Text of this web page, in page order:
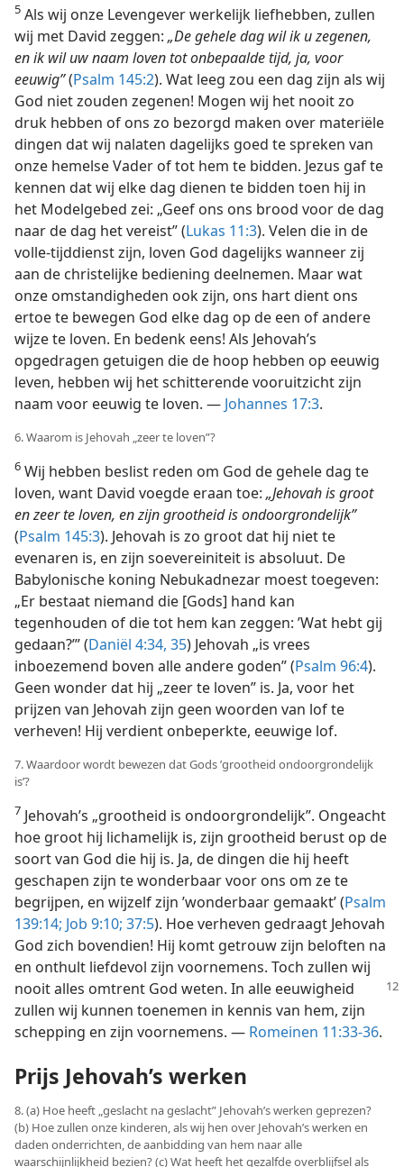
5 Als wij onze Levengever werkelijk liefhebben, zullen
wij met David zeggen: „De gehele dag wil ik u zegenen,
en ik wil uw naam loven tot onbepaalde tijd, ja, voor
eeuwig”(Psalm 145:2). Wat leeg zou een dag zijn als wij
God niet zouden zegenen! Mogen wij het nooit zo
druk hebben of ons zo bezorgd maken over materiële
dingen dat wij nalaten dagelijks goed te spreken van
onze hemelse Vader of tot hem te bidden. Jezus gaf te
kennen dat wij elke dag dienen te bidden toen hij in
het Modelgebed zei: „Geef ons ons brood voor de dag
naar de dag het vereist” (Lukas 11:3). Velen die in de
volle-tijddienst zijn, loven God dagelijks wanneer zij
aan de christelijke bediening deelnemen. Maar wat
onze omstandigheden ook zijn, ons hart dient ons
ertoe te bewegen God elke dag op de een of andere
wijze te loven. En bedenk eens! Als Jehovah’s
opgedragen getuigen die de hoop hebben op eeuwig
leven, hebben wij het schitterende vooruitzicht zijn
naam voor eeuwig te loven. — Johannes 17:3.
6. Waarom is Jehovah „zeer te loven”?
6 Wij hebben beslist reden om God de gehele dag te
loven, want David voegde eraan toe: „Jehovah is groot
en zeer te loven, en zijn grootheid is ondoorgrondelijk”
(Psalm 145:3). Jehovah is zo groot dat hij niet te
evenaren is, en zijn soevereiniteit is absoluut. De
Babylonische koning Nebukadnezar moest toegeven:
„Er bestaat niemand die [Gods] hand kan
tegenhouden of die tot hem kan zeggen: ’Wat hebt gij
gedaan?’” (Daniël 4:34, 35) Jehovah „is vrees
inboezemend boven alle andere goden” (Psalm 96:4).
Geen wonder dat hij „zeer te loven” is. Ja, voor het
prijzen van Jehovah zijn geen woorden van lof te
verheven! Hij verdient onbeperkte, eeuwige lof.
7. Waardoor wordt bewezen dat Gods ’grootheid ondoorgrondelijk
is’?
7 Jehovah’s „grootheid is ondoorgrondelijk”. Ongeacht
hoe groot hij lichamelijk is, zijn grootheid berust op de
soort van God die hij is. Ja, de dingen die hij heeft
geschapen zijn te wonderbaar voor ons om ze te
begrijpen, en wijzelf zijn ’wonderbaar gemaakt’ (Psalm
139:14; Job 9:10; 37:5). Hoe verheven gedraagt Jehovah
God zich bovendien! Hij komt getrouw zijn beloften na
en onthult liefdevol zijn voornemens. Toch zullen wij
nooit alles omtrent God weten. In alle eeuwigheid
zullen wij kunnen toenemen in kennis van hem, zijn
schepping en zijn voornemens. — Romeinen 11:33-36.
Prijs Jehovah’s werken
8. (a) Hoe heeft „geslacht na geslacht” Jehovah’s werken geprezen?
(b) Hoe zullen onze kinderen, als wij hen over Jehovah’s werken en
daden onderrichten, de aanbidding van hem naar alle
waarschijnlijkheid bezien? (c) Wat heeft het gezalfde overblijfsel als